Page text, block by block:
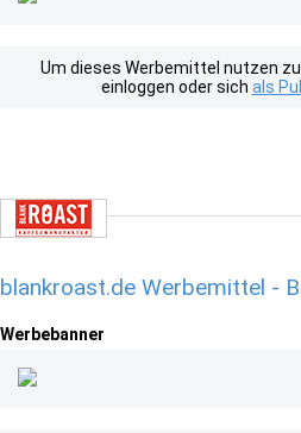
Um dieses Werbemittel nutzen
einloggen oder sich als
blankroast.de Werbemittel -
Werbebanner